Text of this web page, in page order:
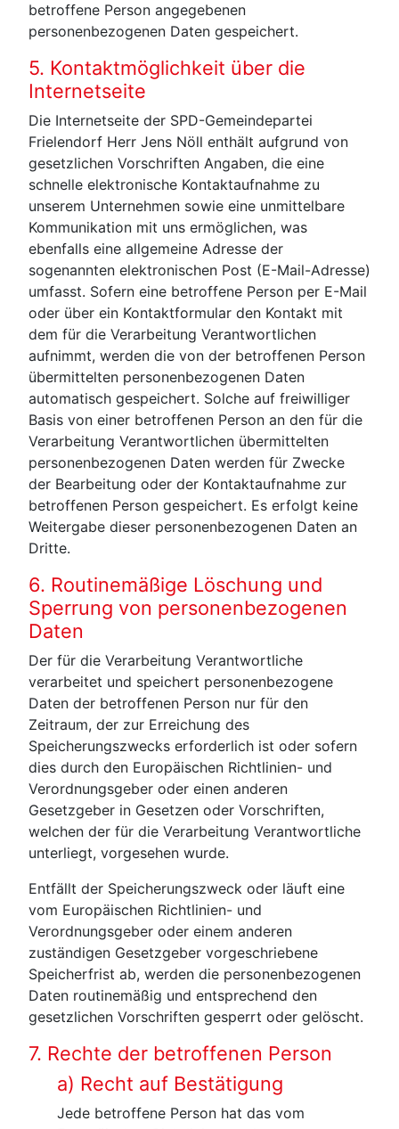
betroffene Person angegebenen
personenbezogenen Daten gespeichert.
5. Kontaktmöglichkeit über die
Internetseite
Die Internetseite der SPD-Gemeindepartei
Frielendorf Herr Jens Nöll enthält aufgrund von
gesetzlichen Vorschriften Angaben, die eine
schnelle elektronische Kontaktaufnahme zu
unserem Unternehmen sowie eine unmittelbare
Kommunikation mit uns ermöglichen, was
ebenfalls eine allgemeine Adresse der
sogenannten elektronischen Post (E-Mail-Adresse)
umfasst. Sofern eine betroffene Person per E-Mail
oder über ein Kontaktformular den Kontakt mit
dem für die Verarbeitung Verantwortlichen
aufnimmt, werden die von der betroffenen Person
übermittelten personenbezogenen Daten
automatisch gespeichert. Solche auf freiwilliger
Basis von einer betroffenen Person an den für die
Verarbeitung Verantwortlichen übermittelten
personenbezogenen Daten werden für Zwecke
der Bearbeitung oder der Kontaktaufnahme zur
betroffenen Person gespeichert. Es erfolgt keine
Weitergabe dieser personenbezogenen Daten an
Dritte.
6. Routinemäßige Löschung und
Sperrung von personenbezogenen
Daten
Der für die Verarbeitung Verantwortliche
verarbeitet und speichert personenbezogene
Daten der betroffenen Person nur für den
Zeitraum, der zur Erreichung des
Speicherungszwecks erforderlich ist oder sofern
dies durch den Europäischen Richtlinien- und
Verordnungsgeber oder einen anderen
Gesetzgeber in Gesetzen oder Vorschriften,
welchen der für die Verarbeitung Verantwortliche
unterliegt, vorgesehen wurde.
Entfällt der Speicherungszweck oder läuft eine
vom Europäischen Richtlinien- und
Verordnungsgeber oder einem anderen
zuständigen Gesetzgeber vorgeschriebene
Speicherfrist ab, werden die personenbezogenen
Daten routinemäßig und entsprechend den
gesetzlichen Vorschriften gesperrt oder gelöscht.
7. Rechte der betroffenen Person
a) Recht auf Bestätigung
Jede betroffene Person hat das vom